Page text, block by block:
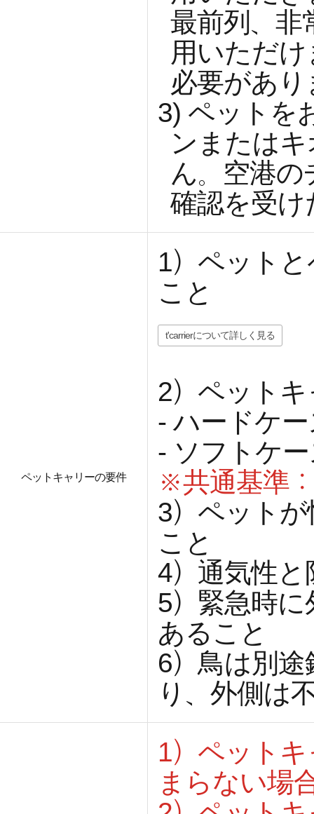
最前列、非
用いただ
必要があり
3) ペットを
ンまたは
ん。空港
確認を受け
ペットキャリーの要件
1）ペット
こと
t'carrierについて詳しく見る
2）ペット
- ハードケ
- ソフトケ
※共通基準
3）ペット
こと
4）通気性
5）緊急時
あること
6）鳥は別
り、外側は
1）ペット
まらない場